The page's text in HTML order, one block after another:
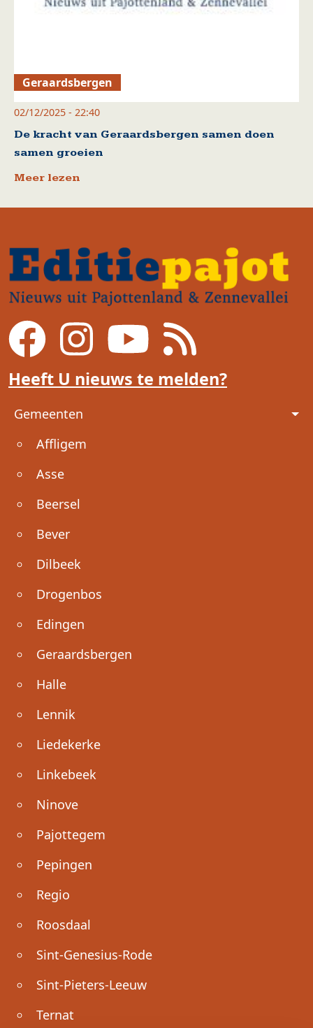
Geraardsbergen
02/12/2025 - 22:40
De kracht van Geraardsbergen samen doen
samen groeien
Meer lezen
Heeft U nieuws te melden?
Voet
Gemeenten
Affligem
Asse
Beersel
Bever
Dilbeek
Drogenbos
Edingen
Geraardsbergen
Halle
Lennik
Liedekerke
Linkebeek
Ninove
Pajottegem
Pepingen
Regio
Roosdaal
Sint-Genesius-Rode
Sint-Pieters-Leeuw
Ternat